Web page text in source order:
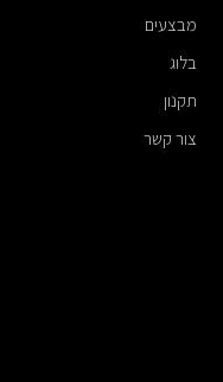
מבצעים
בלוג
תקנון
צור קשר